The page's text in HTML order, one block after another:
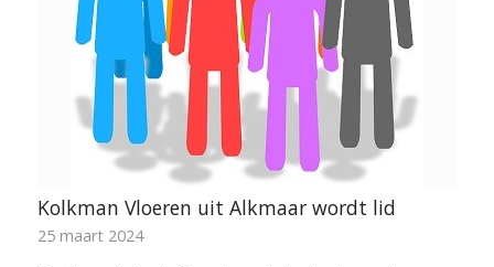
Kolkman Vloeren uit Alkmaar wordt lid
25 maart 2024